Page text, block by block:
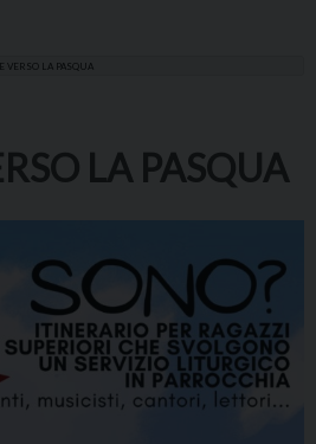
VERSO LA PASQUA
LA PASQUA